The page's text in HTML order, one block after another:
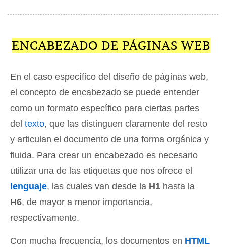
ENCABEZADO DE PÁGINAS WEB
En el caso específico del diseño de páginas web,
el concepto de encabezado se puede entender
como un formato específico para ciertas partes
del texto, que las distinguen claramente del resto
y articulan el documento de una forma orgánica y
fluida. Para crear un encabezado es necesario
utilizar una de las etiquetas que nos ofrece el
lenguaje, las cuales van desde la H1 hasta la
H6, de mayor a menor importancia,
respectivamente.
Con mucha frecuencia, los documentos en HTML